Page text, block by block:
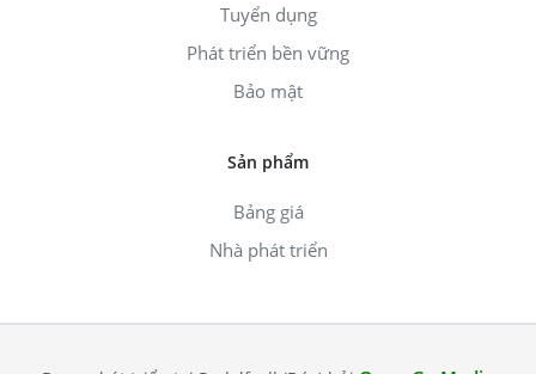
Tuyển dụng
Phát triển bền vững
Bảo mật
Sản phẩm
Bảng giá
Nhà phát triển